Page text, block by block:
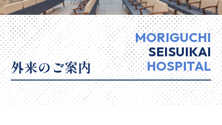
外来のご案内
MORIGUCHI
SEISUIKAI
HOSPITAL